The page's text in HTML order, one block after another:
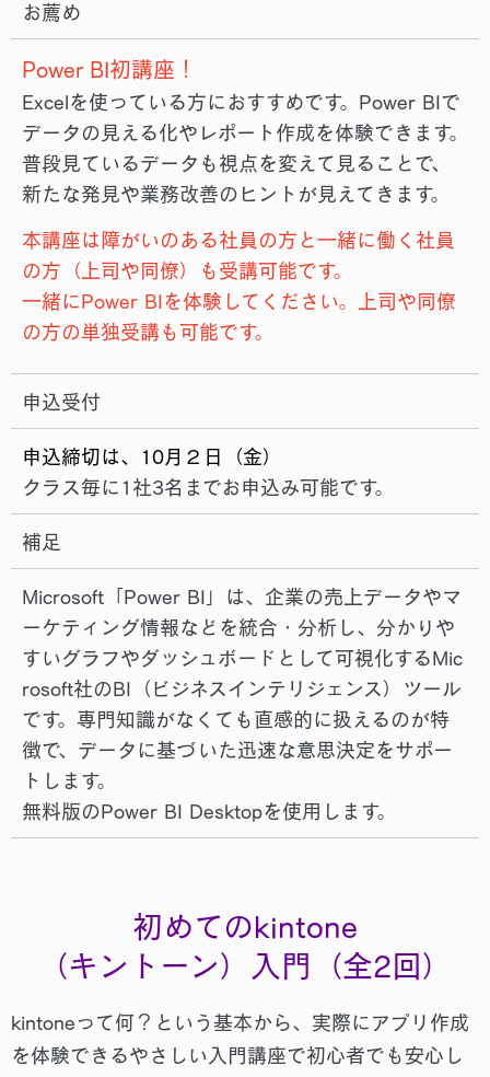
お薦め
Power BI初講座！
Excelを使っている方におすすめです。Power BIで
データの見える化やレポート作成を体験できます。
普段見ているデータも視点を変えて見ることで、
新たな発見や業務改善のヒントが見えてきます。
本講座は障がいのある社員の方と一緒に働く社員
の方（上司や同僚）も受講可能です。
一緒にPower BIを体験してください。上司や同僚
の⽅の単独受講も可能です。
申込受付
申込締切は、10月２日（金）
クラス毎に1社3名までお申込み可能です。
補足
Microsoft「Power BI」は、企業の売上データやマ
ーケティング情報などを統合・分析し、分かりや
すいグラフやダッシュボードとして可視化するMic
rosoft社のBI（ビジネスインテリジェンス）ツール
です。専門知識がなくても直感的に扱えるのが特
徴で、データに基づいた迅速な意思決定をサポー
トします。
無料版のPower BI Desktopを使用します。
初めてのkintone
（キントーン）入門（全2回）
kintoneって何？という基本から、実際にアプリ作成
を体験できるやさしい入門講座で初心者でも安⼼し